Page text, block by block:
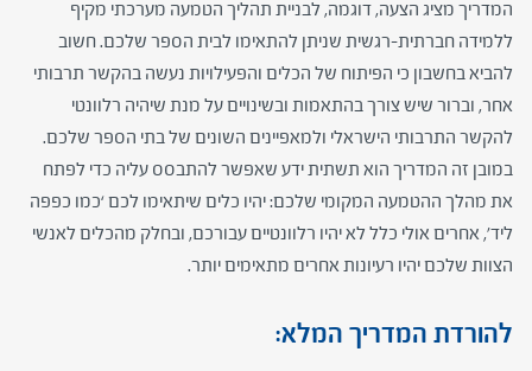
המדריך מציג הצעה, דוגמה, לבניית תהליך הטמעה מערכתי מקיף
ללמידה חברתית-רגשית שניתן להתאימו לבית הספר שלכם. חשוב
להביא בחשבון כי הפיתוח של הכלים והפעילויות נעשה בהקשר תרבותי
אחר, וברור שיש צורך בהתאמות ובשינויים על מנת שיהיה רלוונטי
להקשר התרבותי הישראלי ולמאפיינים השונים של בתי הספר שלכם.
במובן זה המדריך הוא תשתית ידע שאפשר להתבסס עליה כדי לפתח
את מהלך ההטמעה המקומי שלכם: יהיו כלים שיתאימו לכם ‘כמו כפפה
ליד’, אחרים אולי כלל לא יהיו רלוונטיים עבורכם, ובחלק מהכלים לאנשי
הצוות שלכם יהיו רעיונות אחרים מתאימים יותר.
להורדת המדריך המלא: